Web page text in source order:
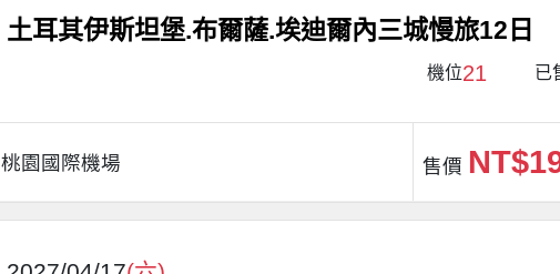
土耳其伊斯坦堡.布爾薩.埃迪爾內三城慢旅12日
機位21 已
桃園國際機場 售價